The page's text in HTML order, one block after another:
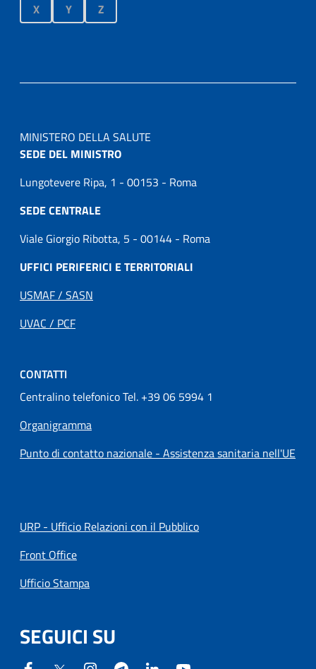
X
Y Z
MINISTERO DELLA SALUTE
SEDE DEL MINISTRO
Lungotevere Ripa, 1 - 00153 - Roma
SEDE CENTRALE
Viale Giorgio Ribotta, 5 - 00144 - Roma
UFFICI PERIFERICI E TERRITORIALI
USMAF / SASN
UVAC / PCF
CONTATTI
Centralino telefonico Tel. +39 06 5994 1
Organigramma
Punto di contatto nazionale - Assistenza sanitaria nell'UE
URP - Ufficio Relazioni con il Pubblico
Front Office
Ufficio Stampa
SEGUICI SU